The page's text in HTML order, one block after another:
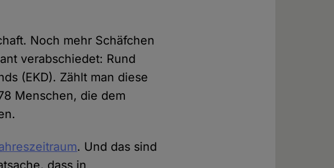
Noch mehr Schäfchen
verabschiedet: Rund
(EKD). Zählt man diese
Menschen, die dem
. Und das sind